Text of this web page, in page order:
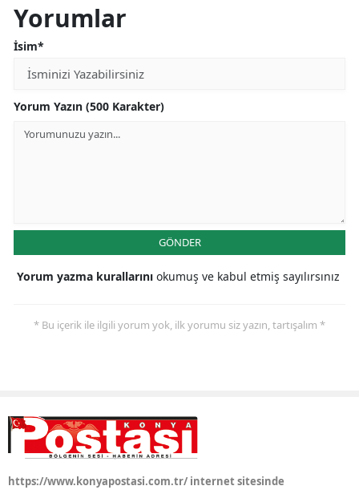
Kırıkkale
Yorumlar
İsim*
Yorum Yazın (500 Karakter)
GÖNDER
Yorum yazma kurallarını okumuş ve kabul etmiş sayılırsınız
* Bu içerik ile ilgili yorum yok, ilk yorumu siz yazın, tartışalım *
https://www.konyapostasi.com.tr/ internet sitesinde